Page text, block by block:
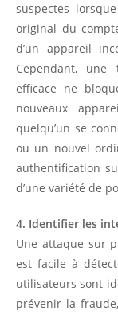
suspectes
original du
d’un appareil
Cependant,
efficace ne
nouveaux
quelqu’un se
ou un nouvel
authentification
d’une variété de
4. Identifier les
Une attaque sur
est facile à
utilisateurs sont
prévenir la